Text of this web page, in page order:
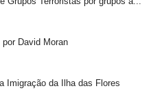
David Moran
Imigração da Ilha das Flores